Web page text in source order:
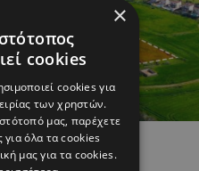
Περιοχές
×
cookies
cookies για
των χρηστών.
μας, παρέχετε
για όλα τα cookies
μας για τα cookies.